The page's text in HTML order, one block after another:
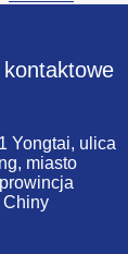
Yongtai, ulica
miasto